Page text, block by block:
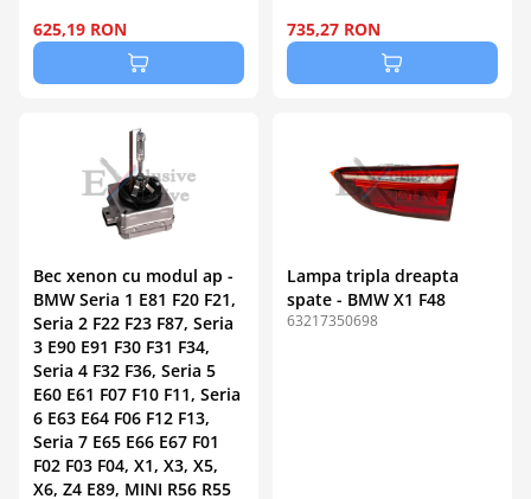
625,19 RON 735,27 RON
Bec xenon cu modul ap -
BMW Seria 1 E81 F20 F21,
Seria 2 F22 F23 F87, Seria
3 E90 E91 F30 F31 F34,
Seria 4 F32 F36, Seria 5
E60 E61 F07 F10 F11, Seria
6 E63 E64 F06 F12 F13,
Seria 7 E65 E66 E67 F01
F02 F03 F04, X1, X3, X5,
X6, Z4 E89, MINI R56 R55
Lampa tripla dreapta
spate - BMW X1 F48
63217350698